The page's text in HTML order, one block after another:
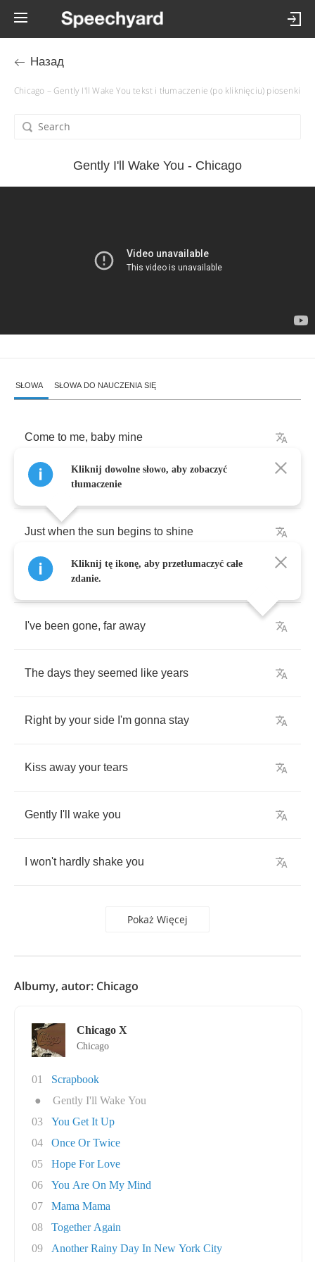
Назад
Chicago – Gently I'll Wake You tekst i tłumaczenie (po kliknięciu) piosenki
Gently I'll Wake You - Chicago
SŁOWA SŁOWA DO NAUCZENIA SIĘ
Come to me, baby mine
And I'll make love to
Just when the sun begins to shine
On the morning
I've been gone, far away
The days they seemed like years
Right by your side I'm gonna stay
Kiss away your tears
Gently I'll wake you
won't hardly shake you
Pokaż Więcej
Kliknij dowolne słowo, aby zobaczyć
tłumaczenie
Kliknij tę ikonę, aby przetłumaczyć całe
zdanie.
Albumy, autor: Chicago
Chicago X
Chicago
01
Scrapbook
●
Gently I'll Wake You
03
You Get It Up
04
Once Or Twice
05
Hope For Love
06
You Are On My Mind
07
Mama Mama
08
Together Again
09
Another Rainy Day In New York City